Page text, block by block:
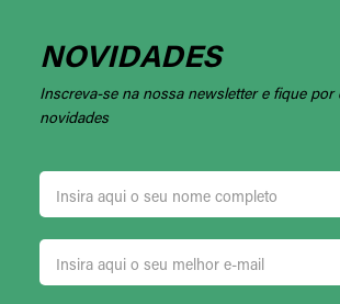
NOVIDADES
Inscreva-se na nossa newsletter e fique por
novidades